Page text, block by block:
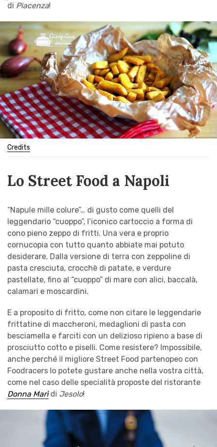
di Piacenza!
Credits
Lo Street Food a Napoli
“Napule mille colure”… di gusto come quelli del
leggendario “cuoppo”, l’iconico cartoccio a forma di
cono pieno zeppo di fritti. Una vera e proprio
cornucopia con tutto quanto abbiate mai potuto
desiderare. Dalla versione di terra con zeppoline di
pasta cresciuta, crocchè di patate, e verdure
pastellate, fino al “cuoppo” di mare con alici, baccalà,
calamari e moscardini.
E a proposito di fritto, come non citare le leggendarie
frittatine di maccheroni, medaglioni di pasta con
besciamella e farciti con un delizioso ripieno a base di
prosciutto cotto e piselli. Come resistere? Impossibile,
anche perché il migliore Street Food partenopeo con
Foodracers lo potete gustare anche nella vostra città,
come nel caso delle specialità proposte del ristorante
Donna Marìdi Jesolo!